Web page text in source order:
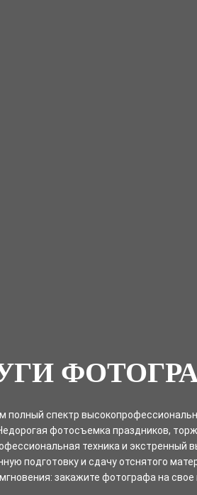
полный спектр
фотосъемка праздников,
техника и экстренный
подготовку и сдачу отснятого
мгновения: закажите фотографа на